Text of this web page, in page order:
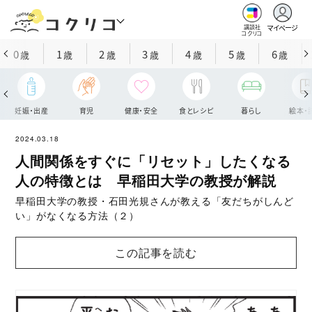
講談社
コクリコ
マイページ
0歳 1歳 2 歳 3歳 4歳 5歳 6歳
妊娠・出産 育児 健康・安全 食とレシピ 暮らし 絵本・
2024.03.18
人間関係をすぐに「リセット」したくなる
人の特徴とは 早稲田大学の教授が解説
早稲田大学の教授・石田光規さんが教える「友だちがしんど
い」がなくなる方法（２）
この記事を読む